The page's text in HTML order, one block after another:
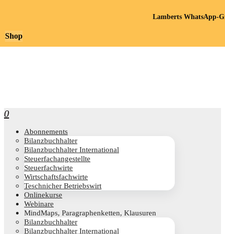
0
Abon­ne­ments
Bilanz­buch­hal­ter
Bilanz­buch­hal­ter International
Steu­er­fach­an­ge­stell­te
Steu­er­fach­wir­te
Wirt­schafts­fach­wir­te
Teschni­cher Betriebswirt
Online­kur­se
Web­i­na­re
Mind­Maps, Para­gra­phen­ket­ten, Klausuren
Bilanz­buch­hal­ter
Bilanz­buch­hal­ter International
Shop
Lamberts WhatsApp-